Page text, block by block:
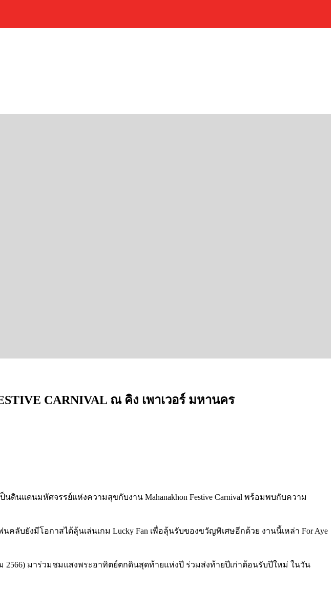
CARNIVAL ณ คิง เพาเวอร์ มหานคร
นแดนมหัศจรรย์แห่งความสุขกับงาน Mahanakhon Festive Carnival พร้อมพบกับความ
ลับยังมีโอกาสได้ลุ้นเล่นเกม Lucky Fan เพื่อลุ้นรับของขวัญพิเศษอีกด้วย งานนี้เหล่า For Aye
2566) มาร่วมชมแสงพระอาทิตย์ตกดินสุดท้ายแห่งปี ร่วมส่งท้ายปีเก่าต้อนรับปีใหม่ ในวัน